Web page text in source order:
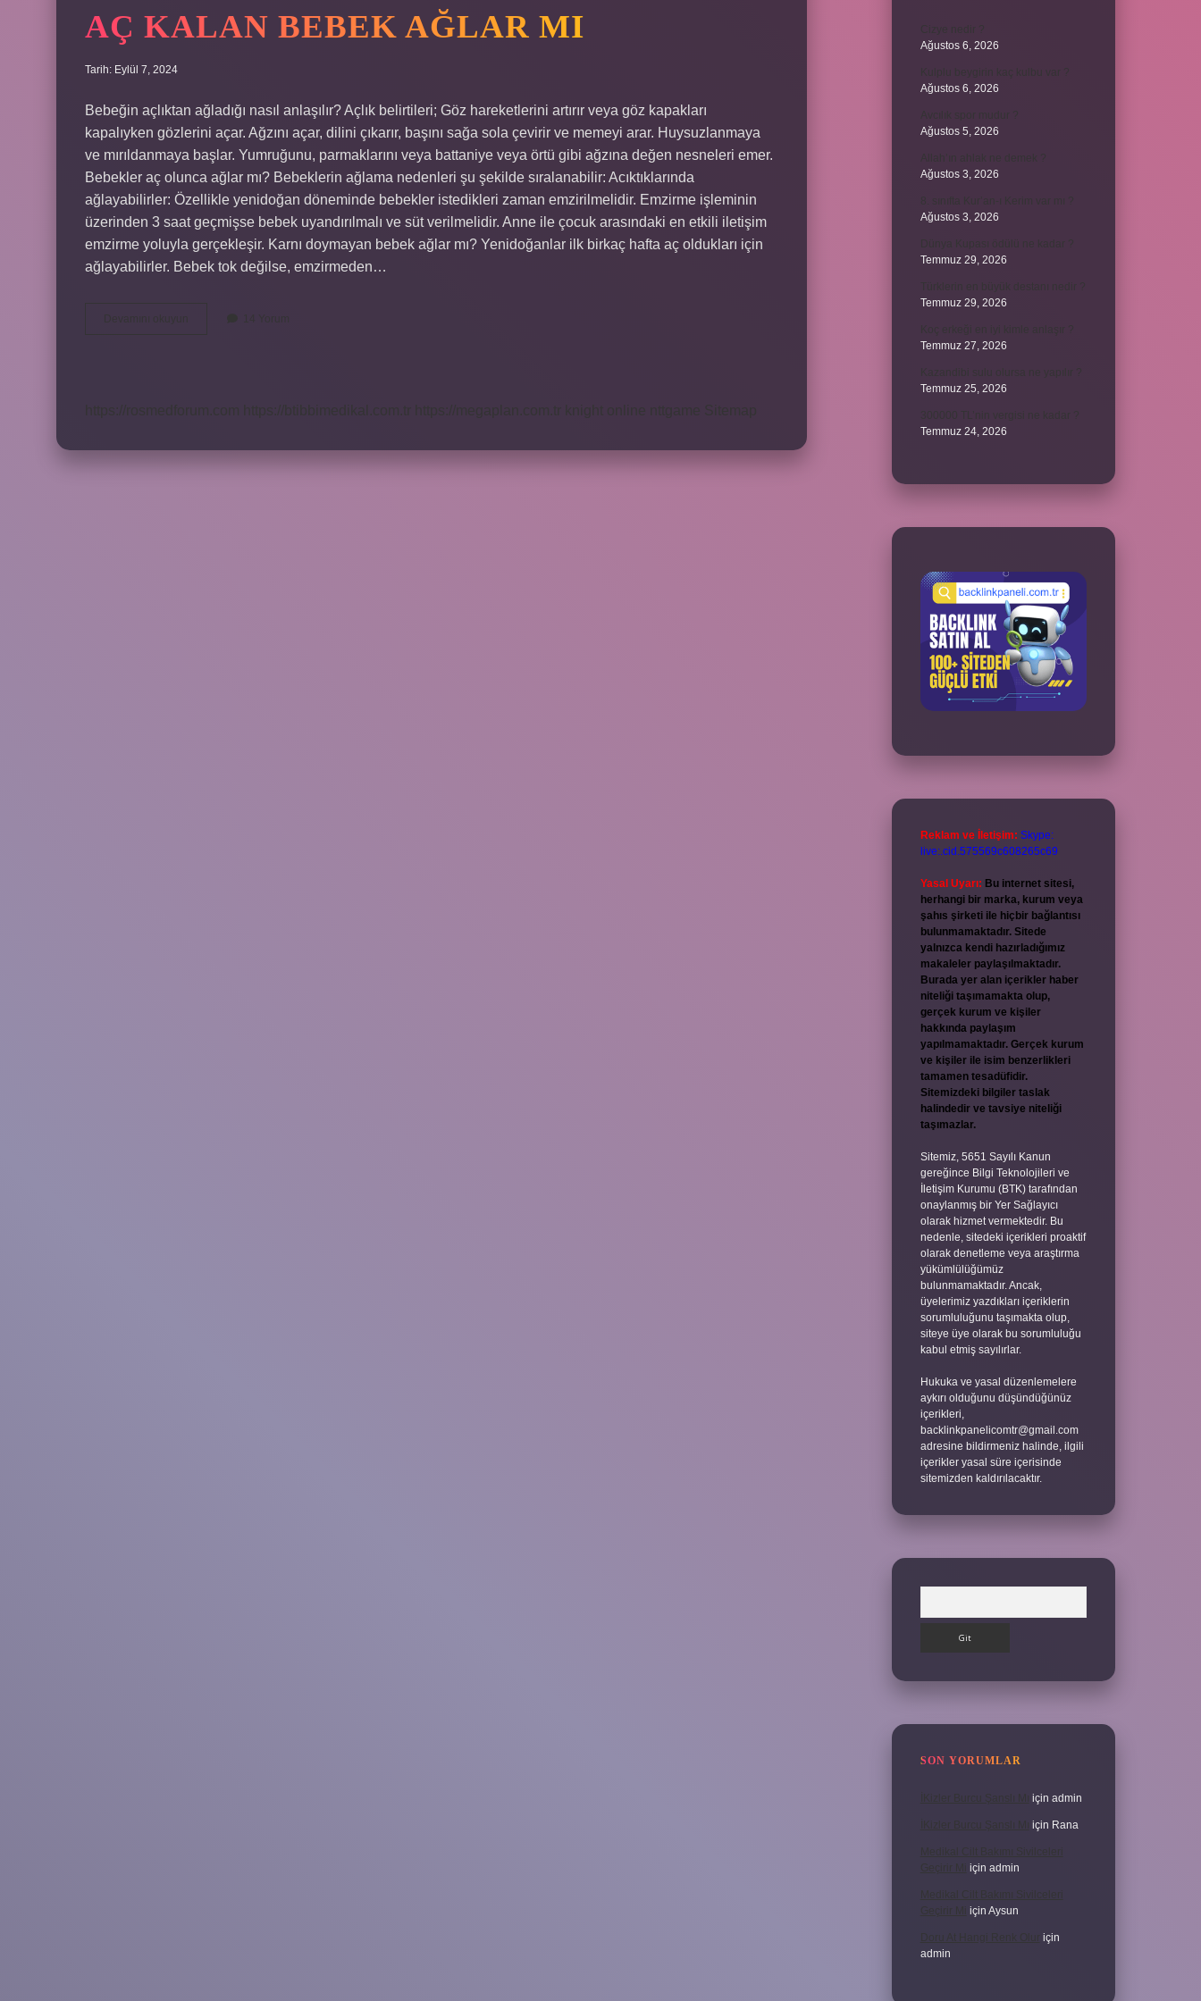
AÇ KALAN BEBEK AĞLAR MI
Tarih: Eylül 7, 2024
Bebeğin açlıktan ağladığı nasıl anlaşılır? Açlık belirtileri; Göz hareketlerini artırır veya göz kapakları
kapalıyken gözlerini açar. Ağzını açar, dilini çıkarır, başını sağa sola çevirir ve memeyi arar. Huysuzlanmaya
ve mırıldanmaya başlar. Yumruğunu, parmaklarını veya battaniye veya örtü gibi ağzına değen nesneleri emer.
Bebekler aç olunca ağlar mı? Bebeklerin ağlama nedenleri şu şekilde sıralanabilir: Acıktıklarında
ağlayabilirler: Özellikle yenidoğan döneminde bebekler istedikleri zaman emzirilmelidir. Emzirme işleminin
üzerinden 3 saat geçmişse bebek uyandırılmalı ve süt verilmelidir. Anne ile çocuk arasındaki en etkili iletişim
emzirme yoluyla gerçekleşir. Karnı doymayan bebek ağlar mı? Yenidoğanlar ilk birkaç hafta aç oldukları için
ağlayabilirler. Bebek tok değilse, emzirmeden…
Ağustos 6, 2026
Ağustos 6, 2026
Ağustos 5, 2026
Ağustos 3, 2026
Ağustos 3, 2026
Temmuz 29, 2026
Temmuz 29, 2026
Temmuz 27, 2026
Temmuz 25, 2026
Temmuz 24, 2026
Reklam ve İletişim: Skype:
live:.cid.575569c608265c69
Yasal Uyarı: Bu internet sitesi,
herhangi bir marka, kurum veya
şahıs şirketi ile hiçbir bağlantısı
bulunmamaktadır. Sitede
yalnızca kendi hazırladığımız
makaleler paylaşılmaktadır.
Burada yer alan içerikler haber
niteliği taşımamakta olup,
gerçek kurum ve kişiler
hakkında paylaşım
yapılmamaktadır. Gerçek kurum
ve kişiler ile isim benzerlikleri
tamamen tesadüfidir.
Sitemizdeki bilgiler taslak
halindedir ve tavsiye niteliği
taşımazlar.
Sitemiz, 5651 Sayılı Kanun
gereğince Bilgi Teknolojileri ve
İletişim Kurumu (BTK) tarafından
onaylanmış bir Yer Sağlayıcı
olarak hizmet vermektedir. Bu
nedenle, sitedeki içerikleri proaktif
olarak denetleme veya araştırma
yükümlülüğümüz
bulunmamaktadır. Ancak,
üyelerimiz yazdıkları içeriklerin
sorumluluğunu taşımakta olup,
siteye üye olarak bu sorumluluğu
kabul etmiş sayılırlar.
Hukuka ve yasal düzenlemelere
aykırı olduğunu düşündüğünüz
içerikleri,
backlinkpanelicomtr@gmail.com
adresine bildirmeniz halinde, ilgili
içerikler yasal süre içerisinde
sitemizden kaldırılacaktır.
SON YORUMLAR
İKizler Burcu Şanslı Mı için admin
İKizler Burcu Şanslı Mı için Rana
Medikal Cilt Bakımı Sivilceleri
Geçirir Mi için admin
Medikal Cilt Bakımı Sivilceleri
Geçirir Mi için Aysun
Doru At Hangi Renk Olur için
admin